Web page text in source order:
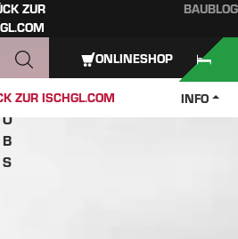
ZUR
BAUBLOG
J
O
B
S
ZUR ISCHGL.COM INFO
ONLINESHOP